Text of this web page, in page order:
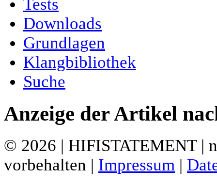
Tests
Downloads
Grundlagen
Klangbibliothek
Suche
Anzeige der Artikel
© 2026 | HIFISTATEMENT |
vorbehalten | Impressum |